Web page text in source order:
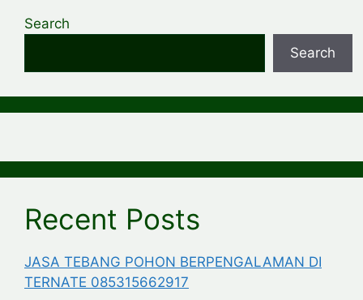
Search
Search
Recent Posts
JASA TEBANG POHON BERPENGALAMAN DI
TERNATE 085315662917